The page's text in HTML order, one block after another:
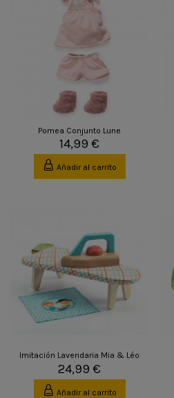
Pomea Conjunto Lune
14,99 €
Añadir al carrito
Imitación Lavendaria Mia & Léo
24,99 €
Añadir al carrito